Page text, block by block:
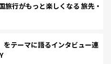
行がもっと楽しくなる 旅先・
をテーマに語るインタビュー連